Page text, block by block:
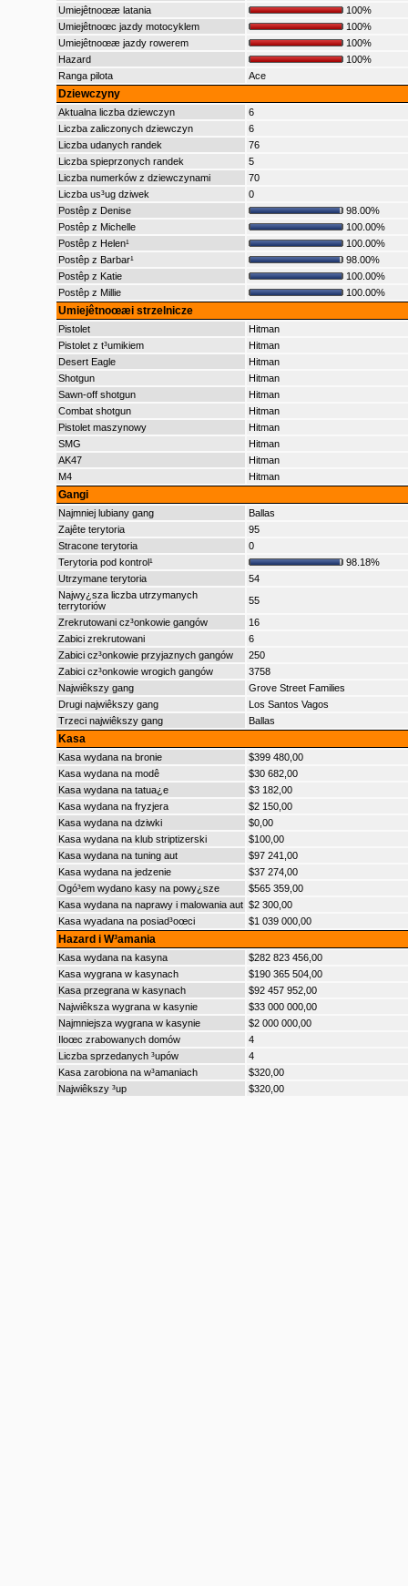
Umiejêtnoœæ latania
100%
Umiejêtnoœc jazdy motocyklem
100%
Umiejêtnoœæ jazdy rowerem
100%
Hazard
100%
Ranga pilota
Ace
Dziewczyny
Aktualna liczba dziewczyn
6
Liczba zaliczonych dziewczyn
6
Liczba udanych randek
76
Liczba spieprzonych randek
5
Liczba numerków z dziewczynami
70
Liczba us³ug dziwek
0
Postêp z Denise
98.00%
Postêp z Michelle
100.00%
Postêp z Helen¹
100.00%
Postêp z Barbar¹
98.00%
Postêp z Katie
100.00%
Postêp z Millie
100.00%
Umiejêtnoœæi strzelnicze
Pistolet
Hitman
Pistolet z t³umikiem
Hitman
Desert Eagle
Hitman
Shotgun
Hitman
Sawn-off shotgun
Hitman
Combat shotgun
Hitman
Pistolet maszynowy
Hitman
SMG
Hitman
AK47
Hitman
M4
Hitman
Gangi
Najmniej lubiany gang
Ballas
Zajête terytoria
95
Stracone terytoria
0
Terytoria pod kontrol¹
98.18%
Utrzymane terytoria
54
Najwy¿sza liczba utrzymanych
terrytoriów
55
Zrekrutowani cz³onkowie gangów
16
Zabici zrekrutowani
6
Zabici cz³onkowie przyjaznych gangów
250
Zabici cz³onkowie wrogich gangów
3758
Najwiêkszy gang
Grove Street Families
Drugi najwiêkszy gang
Los Santos Vagos
Trzeci najwiêkszy gang
Ballas
Kasa
Kasa wydana na bronie
$399 480,00
Kasa wydana na modê
$30 682,00
Kasa wydana na tatua¿e
$3 182,00
Kasa wydana na fryzjera
$2 150,00
Kasa wydana na dziwki
$0,00
Kasa wydana na klub striptizerski
$100,00
Kasa wydana na tuning aut
$97 241,00
Kasa wydana na jedzenie
$37 274,00
Ogó³em wydano kasy na powy¿sze
$565 359,00
Kasa wydana na naprawy i malowania aut $2 300,00
Kasa wyadana na posiad³oœci
$1 039 000,00
Hazard i W³amania
Kasa wydana na kasyna
$282 823 456,00
Kasa wygrana w kasynach
$190 365 504,00
Kasa przegrana w kasynach
$92 457 952,00
Najwiêksza wygrana w kasynie
$33 000 000,00
Najmniejsza wygrana w kasynie
$2 000 000,00
Iloœc zrabowanych domów
4
Liczba sprzedanych ³upów
4
Kasa zarobiona na w³amaniach
$320,00
Najwiêkszy ³up
$320,00